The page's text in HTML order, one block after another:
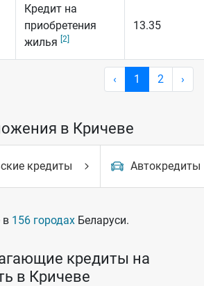
Кредит на
приобретения
жилья [2]
13.35
‹ 1 2 ›
в Кричеве
кредиты Автокредиты
в 156 городах Беларуси.
кредиты на
в Кричеве